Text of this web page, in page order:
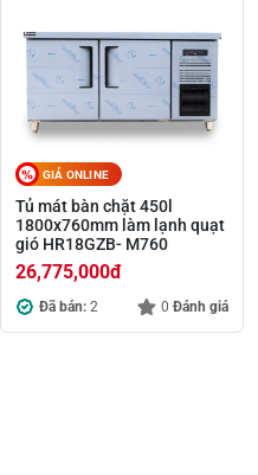
GIÁ ONLINE
Tủ mát bàn chặt 450l
1800x760mm làm lạnh quạt
gió HR18GZB- M760
26,775,000đ
Đã bán: 2 0 Đánh giá